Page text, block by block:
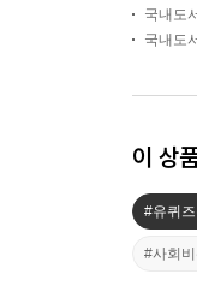
국내도
국내도
이 상
#유퀴
#사회